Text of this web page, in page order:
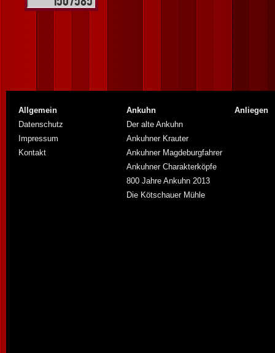
Allgemein
Datenschutz
Impressum
Kontakt
Ankuhn
Der alte Ankuhn
Ankuhner Krauter
Ankuhner Magdeburgfahrer
Ankuhner Charakterköpfe
800 Jahre Ankuhn 2013
Die Kötschauer Mühle
Anliegen